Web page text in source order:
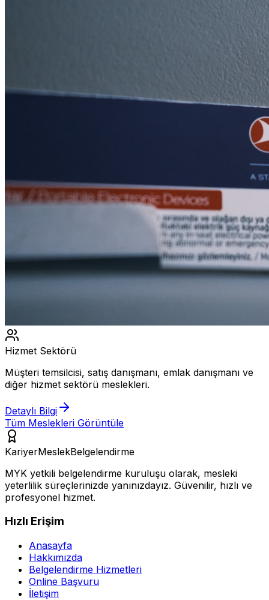
Hizmet Sektörü
Müşteri temsilcisi, satış danışmanı, emlak danışmanı ve
diğer hizmet sektörü meslekleri.
Detaylı Bilgi
Tüm Meslekleri Görüntüle
KariyerMeslekBelgelendirme
MYK yetkili belgelendirme kuruluşu olarak, mesleki
yeterlilik süreçlerinizde yanınızdayız. Güvenilir, hızlı ve
profesyonel hizmet.
Hızlı Erişim
Anasayfa
Hakkımızda
Belgelendirme Hizmetleri
Online Başvuru
İletişim